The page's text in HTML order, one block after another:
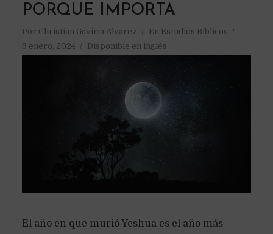
PORQUE IMPORTA
Por Christian Gaviria Alvarez En Estudios Bíblicos
9 enero, 2024
Disponible en inglés
El año en que murió Yeshua es el año más